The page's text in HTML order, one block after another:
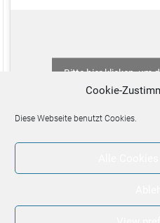
Cookie-
Diese Webseite benutzt Cookies.
Bitte hier klicken, um
zu akzeptieren und